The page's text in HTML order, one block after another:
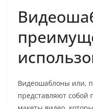
Видеошаблоны или,
представляют собой